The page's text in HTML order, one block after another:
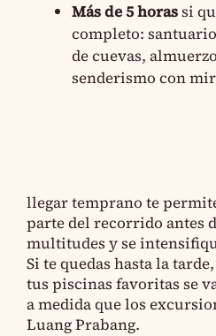
Más de 5 horassi
completo:
de cuevas,
senderismo con
llegar temprano te
parte del recorrido antes
multitudes y se
Si te quedas hasta la
tus piscinas favoritas se
a medida que los
Luang Prabang.